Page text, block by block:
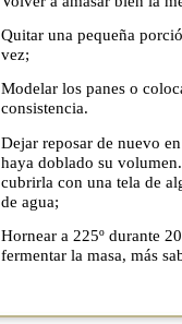
Quitar una pequeña
vez;
Modelar los panes o
consistencia.
Dejar reposar de nuevo
haya doblado su
cubrirla con una tela de
de agua;
Hornear a 225º durante
fermentar la masa, más